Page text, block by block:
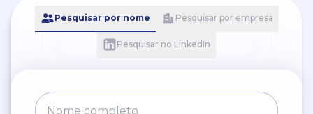
Pesquisar por nome Pesquisar por empresa
Pesquisar no LinkedIn